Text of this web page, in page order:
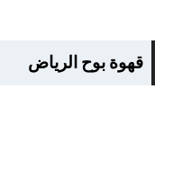
قهوة بوح الرياض